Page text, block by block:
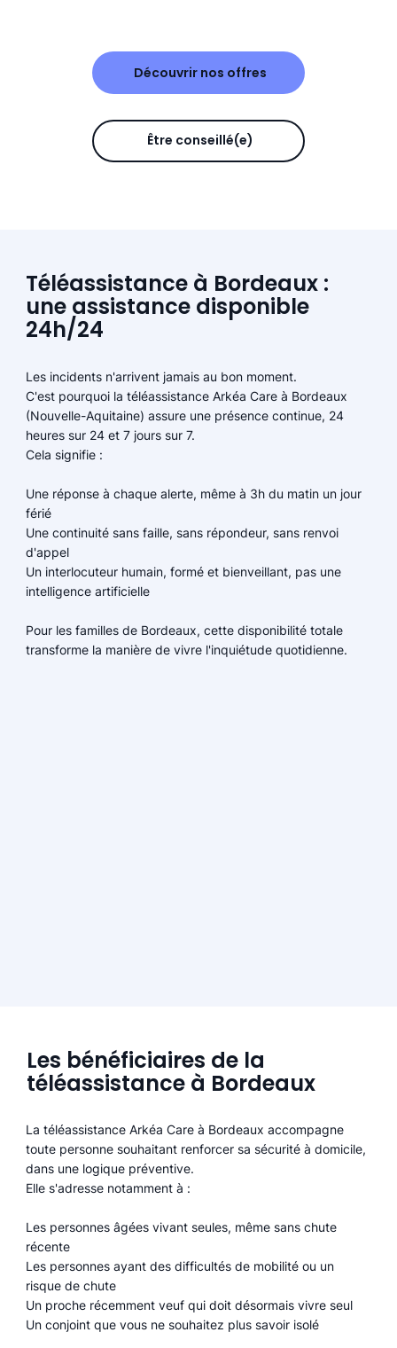
Découvrir nos offres
Être conseillé(e)
Téléassistance à Bordeaux :
une assistance disponible
24h/24
Les incidents n'arrivent jamais au bon moment.
C'est pourquoi la téléassistance Arkéa Care à Bordeaux
(Nouvelle-Aquitaine) assure une présence continue, 24
heures sur 24 et 7 jours sur 7.
Cela signifie :
Une réponse à chaque alerte, même à 3h du matin un jour
férié
Une continuité sans faille, sans répondeur, sans renvoi
d'appel
Un interlocuteur humain, formé et bienveillant, pas une
intelligence artificielle
Pour les familles de Bordeaux, cette disponibilité totale
transforme la manière de vivre l'inquiétude quotidienne.
Les bénéficiaires de la
téléassistance à Bordeaux
La téléassistance Arkéa Care à Bordeaux accompagne
toute personne souhaitant renforcer sa sécurité à domicile,
dans une logique préventive.
Elle s'adresse notamment à :
Les personnes âgées vivant seules, même sans chute
récente
Les personnes ayant des difficultés de mobilité ou un
risque de chute
Un proche récemment veuf qui doit désormais vivre seul
Un conjoint que vous ne souhaitez plus savoir isolé